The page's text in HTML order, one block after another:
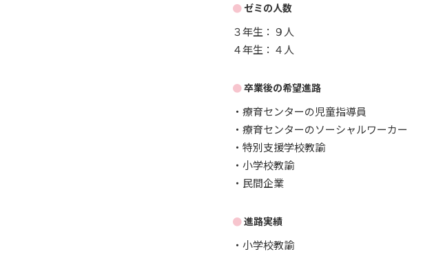
ゼミの人数
３年生：９人
４年生：４人
卒業後の希望進路
・療育センターの児童指導員
・療育センターのソーシャルワーカー
・特別支援学校教諭
・小学校教諭
・民間企業
進路実績
・小学校教諭